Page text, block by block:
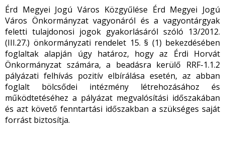
Érd Megyei Jogú Város Közgyűlése Érd Megyei Jogú
Város Önkormányzat vagyonáról és a vagyontárgyak
feletti tulajdonosi jogok gyakorlásáról szóló 13/2012.
(III.27.) önkormányzati rendelet 15. § (1) bekezdésében
foglaltak alapján úgy határoz, hogy az Érdi Horvát
Önkormányzat számára, a beadásra kerülő RRF-1.1.2
pályázati felhívás pozitív elbírálása esetén, az abban
foglalt bölcsődei intézmény létrehozásához és
működtetéséhez a pályázat megvalósítási időszakában
és azt követő fenntartási időszakban a szükséges saját
forrást biztosítja.